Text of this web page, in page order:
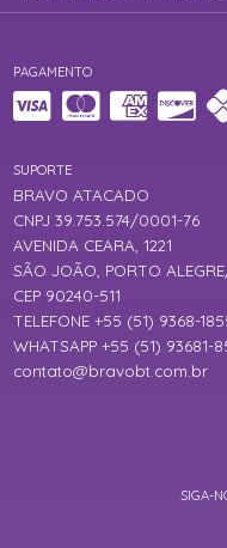
PAGAMENTO
SUPORTE
BRAVO ATACADO
CNPJ 39.753.574/0001-76
AVENIDA CEARA, 1221
SÃO JOÃO, PORTO
CEP 90240-511
TELEFONE +55 (51) 9368-
WHATSAPP +55 (51) 93681-
contato@bravobt.com.br